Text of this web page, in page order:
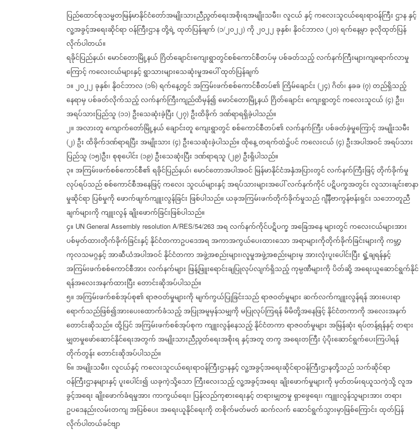
ပြည်ထောင်စုသမ္မတမြန်မာနိုင်ငံတော်အမျိုးသားညီညွတ်ရေးအစိုးရအမျိုးသမီး၊လူငယ်နှင့်ကလေးသူငယ်ရေးရာဝန်ကြီးဌာနနှင့်
လူ့အခွင့်အရေးဆိုင်ရာဝန်ကြီးဌာနတို့ရဲ့ထုတ်ပြန်ချက် (၁/၂၀၂၂) ကို၂၀၂၂ခုနှစ်၊နိုဝင်ဘာလ (၂၀) ရက်နေ့မှာခုလိုထုတ်ပြန်
လိုက်ပါတယ်။
ရခိုင်ပြည်နယ်၊မောင်တောမြို့နယ် ဂြိတ်ချောင်းကျေးရွာတွင်စစ်ကောင်စီတပ်မှပစ်ခတ်သည့်လက်နက်ကြီးများကျရောက်လာမှု
ကြောင့်ကလေးငယ်များနှင့်ရွာသားများသေဆုံးမှုအပေါ်ထုတ်ပြန်ချက်
၁။၂၀၂၂ခုနှစ်၊နိုဝင်ဘာလ (၁၆) ရက်နေ့တွင်အကြမ်းဖက်စစ်ကောင်စီတပ်၏ ကြိမ်ချောင်း (၂၄) ဂိတ်၊နခခ (၇) တည်ရှိသည့်
နေရာမှပစ်ခတ်လိုက်သည့်လက်နက်ကြီးကျည်ထိမှန်၍မောင်တောမြို့နယ် ဂြိတ်ချောင်းကျေးရွာတွင်ကလေးသူငယ် (၄) ဦး၊
အရပ်သားပြည်သူ (၁၁) ဦးသေဆုံးခဲ့ပြီး (၂၇) ဦးထိခိုက်ဒဏ်ရာရရှိခဲ့ပါသည်။
၂။အလားတူကျောက်တော်မြို့နယ်ချောင်းတူကျေးရွာတွင်စစ်ကောင်စီတပ်၏လက်နက်ကြီးပစ်ခတ်ခဲ့မှုကြောင့်အမျိုးသမီး
(၂) ဦးထိခိုက်ဒဏ်ရာရပြီးအမျိုးသား (၄) ဦးသေဆုံးခဲ့ပါသည်။ထိုနေ့တရက်ထဲ၌ပင်ကလေးငယ် (၄) ဦးအပါအဝင်အရပ်သား
ပြည်သူ (၁၅)ဦး၊စုစုပေါင်း (၁၉) ဦးသေဆုံးပြီးဒဏ်ရာရသူ (၂၉) ဦးရှိပါသည်။
၃။အကြမ်းဖက်စစ်ကောင်စီ၏ရခိုင်ပြည်နယ်၊မောင်တောအပါအဝင်မြန်မာနိုင်ငံအနှံအပြားတွင်လက်နက်ကြီးဖြင့်တိုက်ခိုက်မှု
လုပ်ရပ်သည်စစ်ကောင်စီအနေဖြင့်ကလေး သူငယ်များနှင့်အရပ်သားများအပေါ်လက်နက်ကိုင်ပဋိပက္ခအတွင်းလူသားချင်းစာနာ
မှုဆိုင်ရာပြစ်မှုကိုဖောက်ဖျက်ကျူးလွန်ခြင်း ဖြစ်ပါသည်။ယခုအကြမ်းဖက်တိုက်ခိုက်မှုသည်ဂျီနီဗာကွန်ဗန်းရှင်း သဘောတူညီ
ချက်များကိုကျူးလွန်ချိုးဖောက်ခြင်းဖြစ်ပါသည်။
၄။ UN General Assembly resolution A/RES/54/263 အရလက်နက်ကိုင်ပဋိပက္ခအခြေအနေများတွင်ကလေးငယ်များအား
ပစ်မှတ်ထားတိုက်ခိုက်ခြင်းနှင့်နိုင်ငံတကာဥပဒေအရအကာအကွယ်ပေးထားသောအရာများကိုတိုက်ခိုက်ခြင်းများကိုကမ္ဘာ့
ကုလသမဂ္ဂနှင့်အာဆီယံအပါအဝင်နိုင်ငံတကာအဖွဲ့အစည်းများ၊လူမှုအဖွဲ့အစည်းများမှအားလုံးပူးပေါင်းပြီး ရှုံ့ချရန်နှင့်
အကြမ်းဖက်စစ်ကောင်စီအားလက်နက်များ ဖြန့်ဖြူးရောင်းချပြုလုပ်လျက်ရှိသည့်ကုမ္ပဏီများကိုပိတ်ဆို့အရေးယူဆောင်ရွက်နိုင်
ရန်အလေးအနက်ထားပြီးတောင်းဆိုအပ်ပါသည်။
၅။အကြမ်းဖက်စစ်အုပ်စု၏ရာဇဝတ်မှုများကိုမျက်ကွယ်ပြုခြင်းသည်ရာဇဝတ်မှုများဆက်လက်ကျူးလွန်ရန်အားပေးရာ
ရောက်သည်ဖြစ်၍အားပေးထောက်ခံသည့်အပြုအမူမှန်သမျှကိုမပြုလုပ်ကြရန်မိမိတို့အနေဖြင့်နိုင်ငံတကာကိုအလေးအနက်
တောင်းဆိုသည်။ထို့ပြင်အကြမ်းဖက်စစ်အုပ်စုကကျူးလွန်နေသည့်နိုင်ငံတကာရာဇဝတ်မှုများအမြန်ဆုံးရပ်တန့်ရန်နှင့်တရား
မျှတမှုဖော်ဆောင်နိုင်ရေးအတွက်အမျိုးသားညီညွတ်ရေးအစိုးရနှင့်အတူတကွအရေးတကြီးပံ့ပိုးဆောင်ရွက်ပေးကြပါရန်
တိုက်တွန်းတောင်းဆိုအပ်ပါသည်။
၆။အမျိုးသမီး၊လူငယ်နှင့်ကလေးသူငယ်ရေးရာဝန်ကြီးဌာနနှင့်လူ့အခွင့်အရေးဆိုင်ရာဝန်ကြီးဌာနတို့သည်သက်ဆိုင်ရာ
ဝန်ကြီးဌာနများနှင့်ပူးပေါင်း၍ယခုကဲ့သို့သောကြီးလေးသည့်လူ့အခွင့်အရေးချိုးဖောက်မှုများကိုမှတ်တမ်းရယူသကဲ့သို့လူအ
ခွင့်အရေးချိုးဖောက်ခံရမှုအားကာကွယ်ရေး၊ ပြန်လည်ကုစားရေးနှင့်တရားမျှတမှုရှာဖွေရေး၊ကျူးလွန်သူများအားတရား
ဥပဒေနည်းလမ်းတကျအပြစ်ပေးအရေးယူနိုင်ရေးကိုတစိုက်မတ်မတ်ဆက်လက်ဆောင်ရွက်သွားမှာဖြစ်ကြောင်းထုတ်ပြန်
လိုက်ပါတယ်ခင်ဗျာ